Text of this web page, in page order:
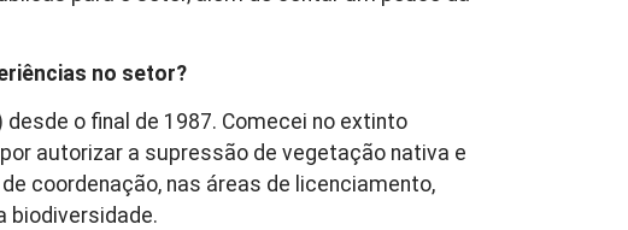
no setor?
o final de 1987. Comecei no extinto
autorizar a supressão de vegetação nativa e
coordenação, nas áreas de licenciamento,
biodiversidade.